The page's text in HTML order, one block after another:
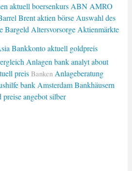
aktuell boersenkurs ABN AMRO
Brent aktien börse Auswahl des
Bargeld Altersvorsorge Aktienmärkte
Bankkonto aktuell goldpreis
Anlagen bank analyt about
preis Banken Anlageberatung
bank Amsterdam Bankhäusern
preise angebot silber